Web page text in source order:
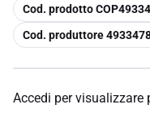
copia
Cod. prodotto
copia
Cod. produttore
Accedi per visualizzare